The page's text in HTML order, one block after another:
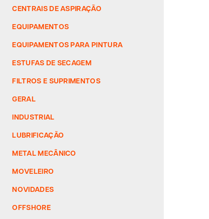
CENTRAIS DE ASPIRAÇÃO
EQUIPAMENTOS
EQUIPAMENTOS PARA PINTURA
ESTUFAS DE SECAGEM
FILTROS E SUPRIMENTOS
GERAL
INDUSTRIAL
LUBRIFICAÇÃO
METAL MECÂNICO
MOVELEIRO
NOVIDADES
OFFSHORE